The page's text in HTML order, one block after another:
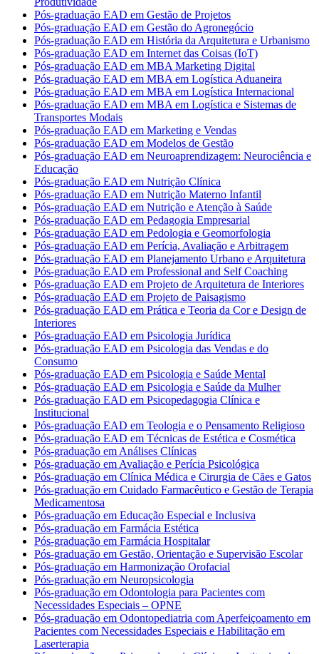
Pós-graduação EAD em Gestão de Projetos
Pós-graduação EAD em Gestão do Agronegócio
Pós-graduação EAD em História da Arquitetura e Urbanismo
Pós-graduação EAD em Internet das Coisas (IoT)
Pós-graduação EAD em MBA Marketing Digital
Pós-graduação EAD em MBA em Logística Aduaneira
Pós-graduação EAD em MBA em Logística Internacional
Pós-graduação EAD em MBA em Logística e Sistemas de
Transportes Modais
Pós-graduação EAD em Marketing e Vendas
Pós-graduação EAD em Modelos de Gestão
Pós-graduação EAD em Neuroaprendizagem: Neurociência e
Educação
Pós-graduação EAD em Nutrição Clínica
Pós-graduação EAD em Nutrição Materno Infantil
Pós-graduação EAD em Nutrição e Atenção à Saúde
Pós-graduação EAD em Pedagogia Empresarial
Pós-graduação EAD em Pedologia e Geomorfologia
Pós-graduação EAD em Perícia, Avaliação e Arbitragem
Pós-graduação EAD em Planejamento Urbano e Arquitetura
Pós-graduação EAD em Professional and Self Coaching
Pós-graduação EAD em Projeto de Arquitetura de Interiores
Pós-graduação EAD em Projeto de Paisagismo
Pós-graduação EAD em Prática e Teoria da Cor e Design de
Interiores
Pós-graduação EAD em Psicologia Jurídica
Pós-graduação EAD em Psicologia das Vendas e do
Consumo
Pós-graduação EAD em Psicologia e Saúde Mental
Pós-graduação EAD em Psicologia e Saúde da Mulher
Pós-graduação EAD em Psicopedagogia Clínica e
Institucional
Pós-graduação EAD em Teologia e o Pensamento Religioso
Pós-graduação EAD em Técnicas de Estética e Cosmética
Pós-graduação em Análises Clínicas
Pós-graduação em Avaliação e Perícia Psicológica
Pós-graduação em Clínica Médica e Cirurgia de Cães e Gatos
Pós-graduação em Cuidado Farmacêutico e Gestão de Terapia
Medicamentosa
Pós-graduação em Educação Especial e Inclusiva
Pós-graduação em Farmácia Estética
Pós-graduação em Farmácia Hospitalar
Pós-graduação em Gestão, Orientação e Supervisão Escolar
Pós-graduação em Harmonização Orofacial
Pós-graduação em Neuropsicologia
Pós-graduação em Odontologia para Pacientes com
Necessidades Especiais – OPNE
Pós-graduação em Odontopediatria com Aperfeiçoamento em
Pacientes com Necessidades Especiais e Habilitação em
Laserterapia